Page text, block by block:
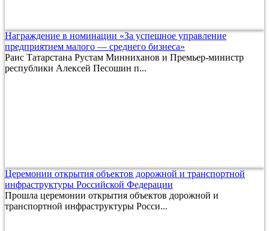
Награждение в номинации «За успешное управление
предприятием малого — среднего бизнеса»
Раис Татарстана Рустам Минниханов и Премьер-министр
республики Алексей Песошин п...
Церемонии открытия объектов дорожной и транспортной
инфраструктуры Российской Федерации
Прошла церемонии открытия объектов дорожной и
транспортной инфраструктуры Росси...